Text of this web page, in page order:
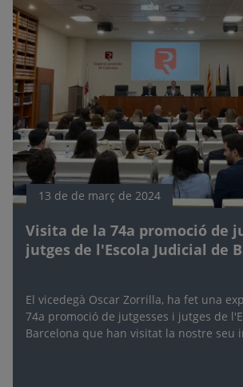
13 de de març de 2024
Visita de la 74a promoció de
jutges de l'Escola Judicial de
El vicedegà Oscar Zorrilla, ha fet una
74a promoció de jutgesses i jutges de
Barcelona que han visitat la nostre seu